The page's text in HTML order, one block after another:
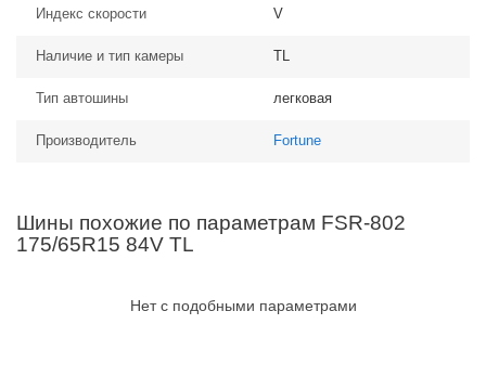
Индекс скорости V
Наличие и тип камеры TL
Тип автошины легковая
Производитель Fortune
Шины похожие по параметрам FSR-802
175/65R15 84V TL
Нет с подобными параметрами